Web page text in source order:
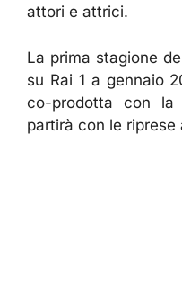
attori e attrici.
La prima stagione
su Rai 1 a gennaio
co-prodotta con la
partirà con le riprese